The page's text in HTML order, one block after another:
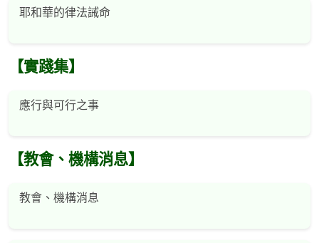
耶和華的律法誡命
【實踐集】
應行與可行之事
【教會、機構消息】
教會、機構消息